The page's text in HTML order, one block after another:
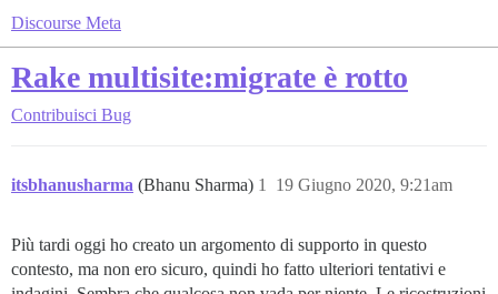
Discourse Meta
Rake multisite:migrate è rotto
Contribuisci Bug
itsbhanusharma (Bhanu Sharma) 19 Giugno 2020, 9:21am
1
Più tardi oggi ho creato un argomento di supporto in questo
contesto, ma non ero sicuro, quindi ho fatto ulteriori tentativi e